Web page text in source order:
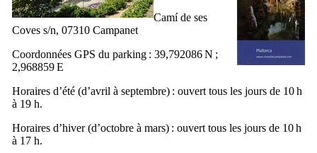
Camí de ses
Coves s/n, 07310 Campanet
Coordonnées GPS du parking : 39,792086 N ;
2,968859 E
Horaires d’été (d’avril à septembre) : ouvert tous les jours de 10 h
à 19 h.
Horaires d’hiver (d’octobre à mars) : ouvert tous les jours de 10 h
à 17 h.